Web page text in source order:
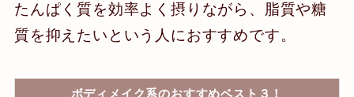
たんぱく質を効率よく摂りながら、脂質や糖
質を抑えたいという人におすすめです。
ボディメイク系のおすすめベスト３！